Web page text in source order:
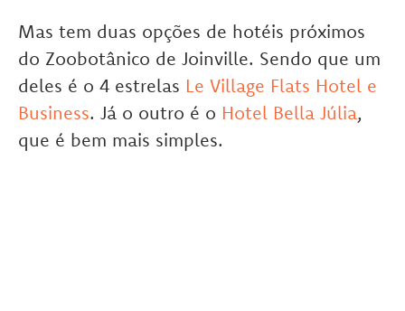
Mas tem duas opções de hotéis próximos
do Zoobotânico de Joinville. Sendo que um
deles é o 4 estrelas Le Village Flats Hotel e
Business. Já o outro é o Hotel Bella Júlia,
que é bem mais simples.